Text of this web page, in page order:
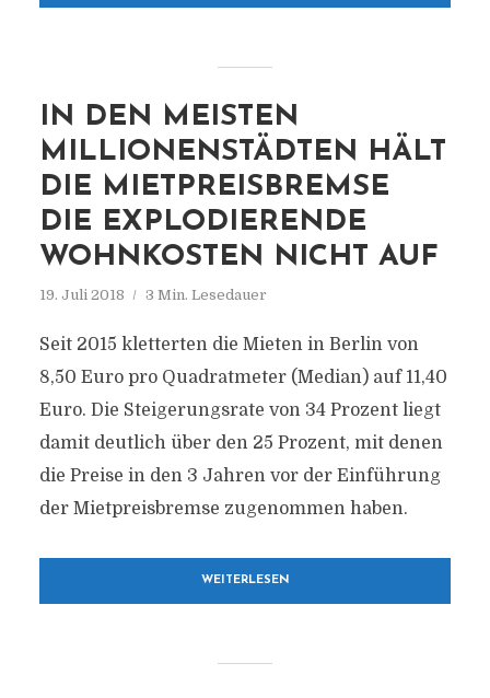
IN DEN MEISTEN
MILLIONENSTÄDTEN HÄLT
DIE MIETPREISBREMSE
DIE EXPLODIERENDE
WOHNKOSTEN NICHT AUF
19. Juli 2018 3 Min. Lesedauer
Seit 2015 kletterten die Mieten in Berlin von
8,50 Euro pro Quadratmeter (Median) auf 11,40
Euro. Die Steigerungsrate von 34 Prozent liegt
damit deutlich über den 25 Prozent, mit denen
die Preise in den 3 Jahren vor der Einführung
der Mietpreisbremse zugenommen haben.
WEITERLESEN